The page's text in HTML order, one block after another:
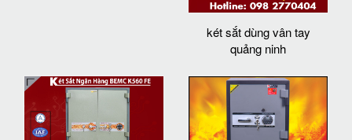
két sắt dùng vân tay
quảng ninh